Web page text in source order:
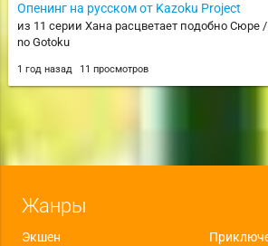
Опенинг на русском от Kazoku Project
из 11 серии Хана расцветает подобно Сюре /
no Gotoku
1 год назад 11 просмотров
Жанры
Экшен